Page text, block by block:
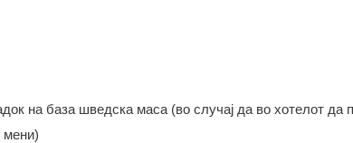
на база шведска маса (во случај да во хотелот да
мени)